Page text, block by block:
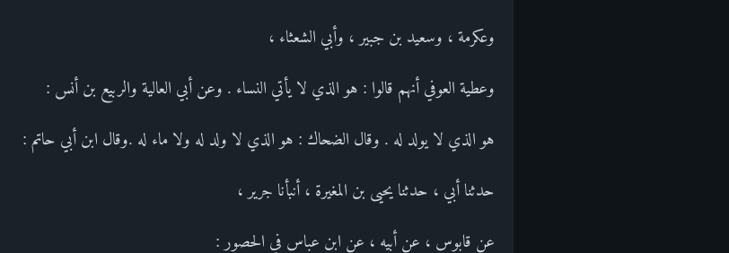
وعكرمة ، وسعيد بن جبير ، وأبي الشعثاء ،
وعطية العوفي أنهم قالوا : هو الذي لا يأتي النساء . وعن أبي العالية والربيع بن أنس :
هو الذي لا يولد له . وقال الضحاك : هو الذي لا ولد له ولا ماء له .وقال ابن أبي حاتم :
حدثنا أبي ، حدثنا يحيى بن المغيرة ، أنبأنا جرير ،
عن قابوس ، عن أبيه ، عن ابن عباس في الحصور :